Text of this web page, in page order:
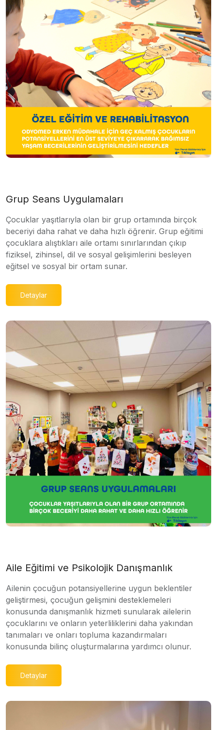
Grup Seans Uygulamaları
Çocuklar yaşıtlarıyla olan bir grup ortamında birçok
beceriyi daha rahat ve daha hızlı öğrenir. Grup eğitimi
çocuklara alıştıkları aile ortamı sınırlarından çıkıp
fiziksel, zihinsel, dil ve sosyal gelişimlerini besleyen
eğitsel ve sosyal bir ortam sunar.
Detaylar
Aile Eğitimi ve Psikolojik Danışmanlık
Ailenin çocuğun potansiyellerine uygun beklentiler
geliştirmesi, çocuğun gelişmini desteklemeleri
konusunda danışmanlık hizmeti sunularak ailelerin
çocuklarını ve onların yeterliliklerini daha yakından
tanımaları ve onları topluma kazandırmaları
konusunda bilinç oluşturmalarına yardımcı olunur.
Detaylar